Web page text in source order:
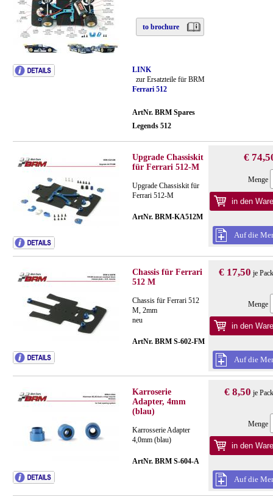
to brochure
LINK
zur Ersatzteile für BRM
Ferrari 512
ArtNr. BRM Spares
Legends 512
Upgrade Chassiskit
für Ferrari 512-M
Upgrade Chassiskit für
Ferrari 512-M
ArtNr. BRM-KA512M
€
Menge
Auf die
Chassis für Ferrari
512 M
Chassis für Ferrari 512
M, 2mm
neu
ArtNr. BRM S-602-FM
€ 17,50 je
Menge
Auf die
Karroserie
Adapter, 4mm
(blau)
Karrosserie Adapter
4,0mm (blau)
ArtNr. BRM S-604-A
€ 8,50 je
Menge
Auf die